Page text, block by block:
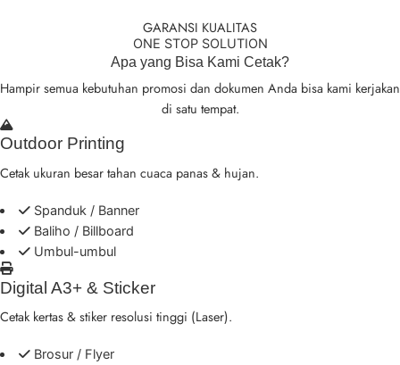
GARANSI KUALITAS
ONE STOP SOLUTION
Apa yang Bisa Kami Cetak?
Hampir semua kebutuhan promosi dan dokumen Anda bisa kami kerjakan
di satu tempat.
Outdoor Printing
Cetak ukuran besar tahan cuaca panas & hujan.
Spanduk / Banner
Baliho / Billboard
Umbul-umbul
Digital A3+ & Sticker
Cetak kertas & stiker resolusi tinggi (Laser).
Brosur / Flyer